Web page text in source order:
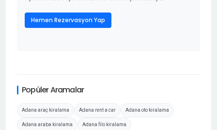
Hemen Rezervasyon Yap
Popüler Aramalar
Adana araç kiralama Adana rent a car Adana oto kiralama
Adana araba kiralama Adana filo kiralama